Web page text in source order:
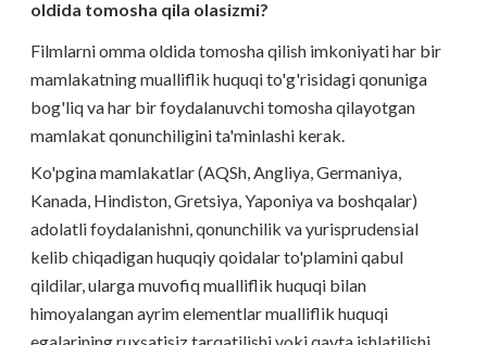
oldida tomosha qila olasizmi?
Filmlarni omma oldida tomosha qilish imkoniyati har bir
mamlakatning mualliflik huquqi to'g'risidagi qonuniga
bog'liq va har bir foydalanuvchi tomosha qilayotgan
mamlakat qonunchiligini ta'minlashi kerak.
Ko'pgina mamlakatlar (AQSh, Angliya, Germaniya,
Kanada, Hindiston, Gretsiya, Yaponiya va boshqalar)
adolatli foydalanishni, qonunchilik va yurisprudensial
kelib chiqadigan huquqiy qoidalar to'plamini qabul
qildilar, ularga muvofiq mualliflik huquqi bilan
himoyalangan ayrim elementlar mualliflik huquqi